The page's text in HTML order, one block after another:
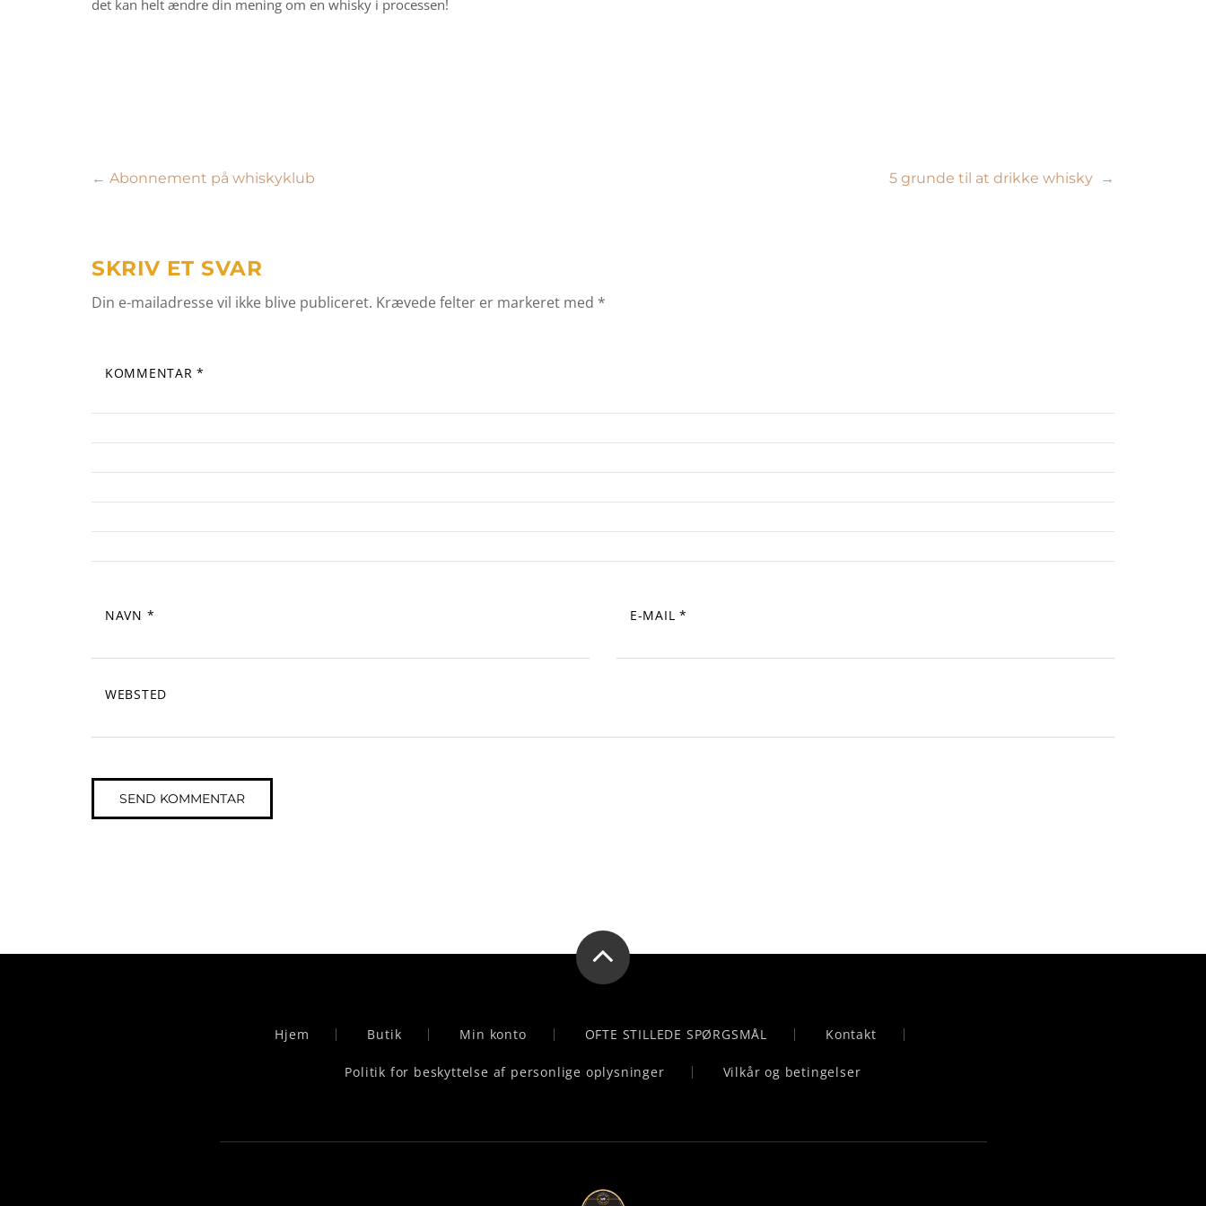
det kan helt ændre din mening om en whisky i processen!
Indlægsnavigation
← Abonnement på whiskyklub 5 grunde til at drikke whisky →
SKRIV ET SVAR
Din e-mailadresse vil ikke blive publiceret. Krævede felter er markeret med *
KOMMENTAR *
NAVN * E-MAIL *
WEBSTED
Hjem Butik Min konto OFTE STILLEDE SPØRGSMÅL Kontakt
Politik for beskyttelse af personlige oplysninger Vilkår og betingelser